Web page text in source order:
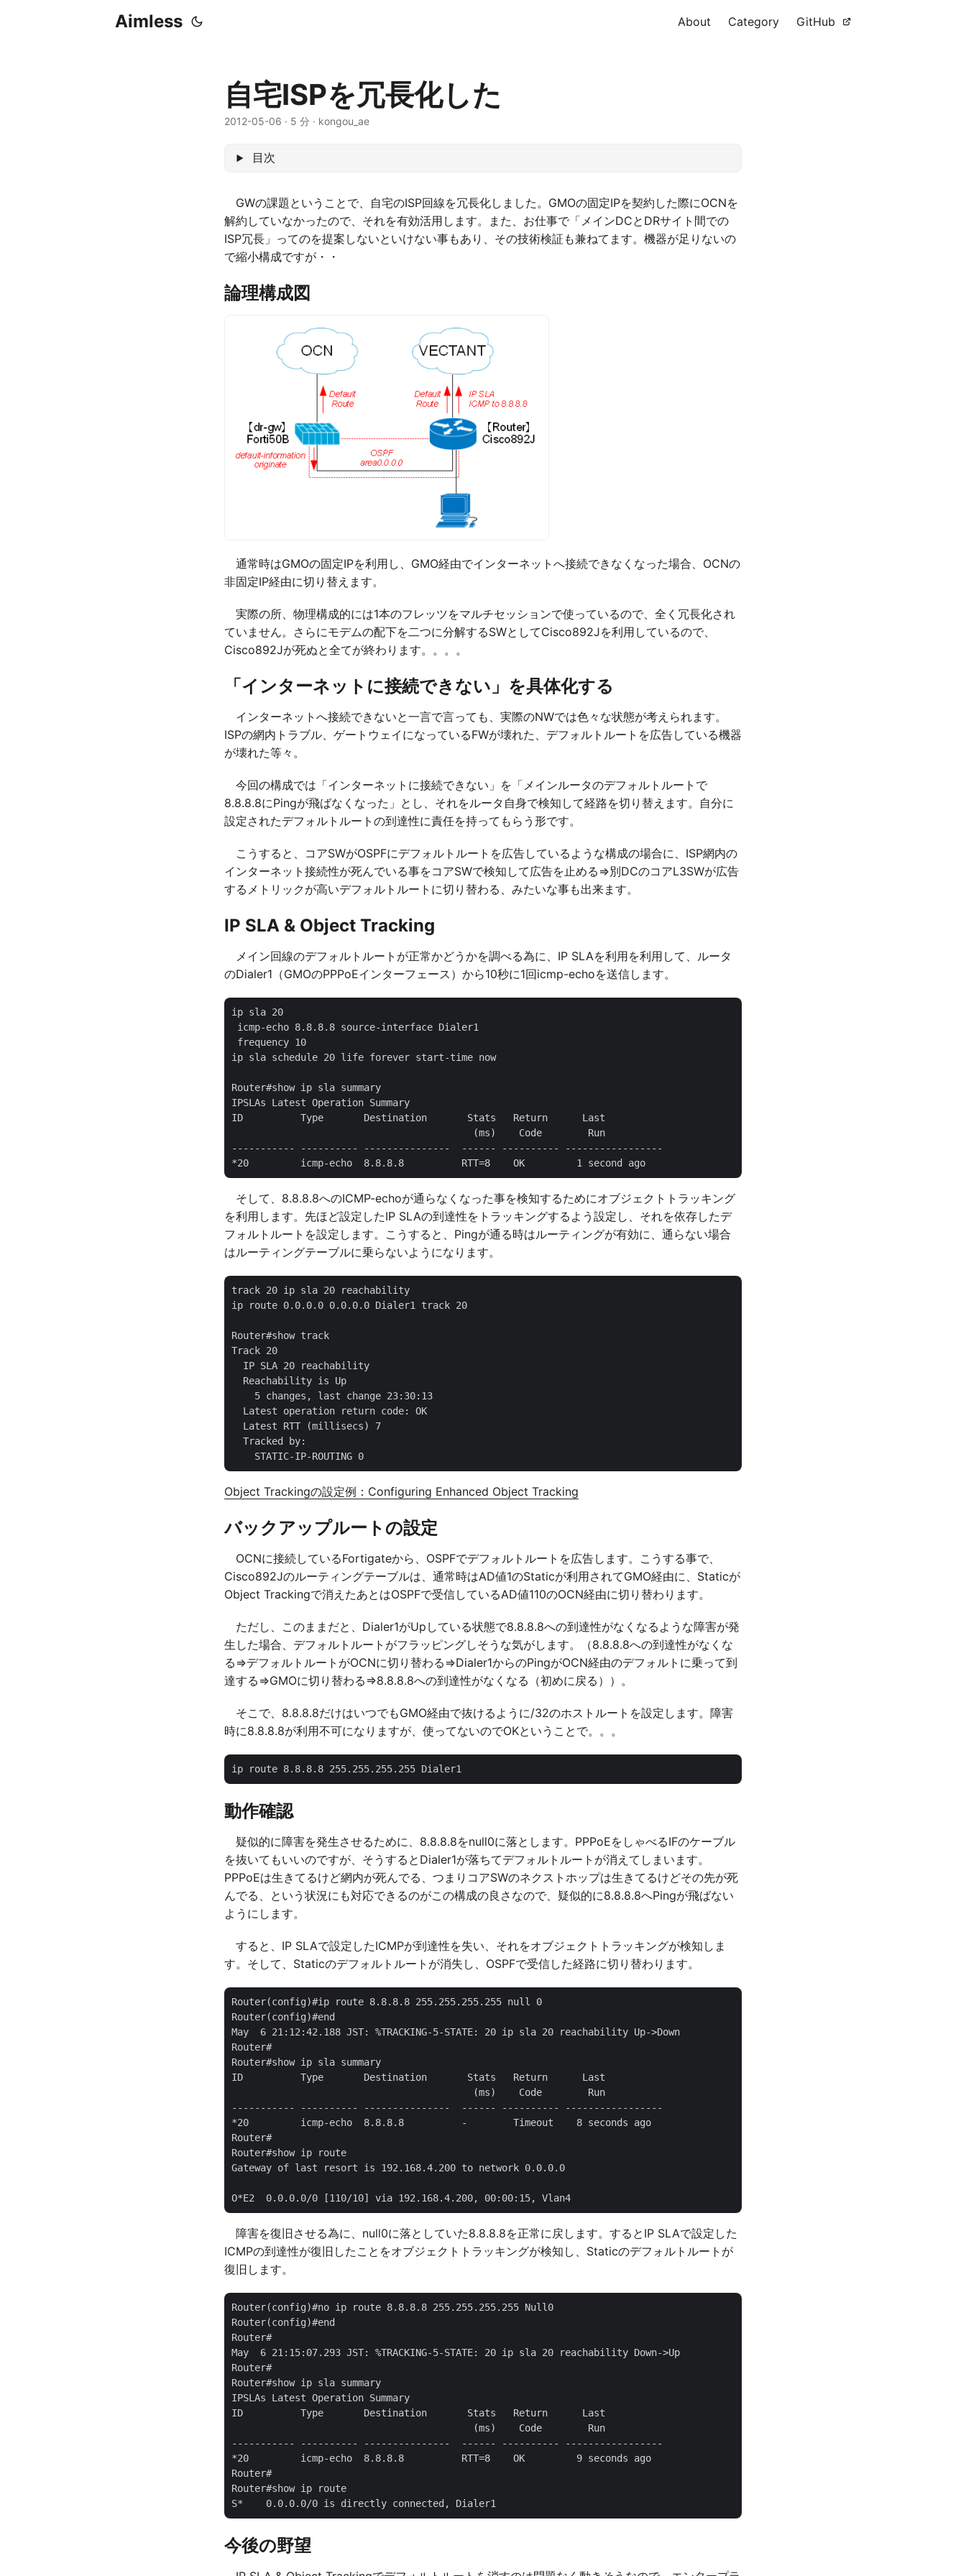
Aimless About Category GitHub
自宅ISPを冗長化した
2012-05-06 · 5 分 · kongou_ae
目次
GWの課題ということで、自宅のISP回線を冗長化しました。GMOの固定IPを契約した際にOCNを
解約していなかったので、それを有効活用します。また、お仕事で「メインDCとDRサイト間での
ISP冗長」ってのを提案しないといけない事もあり、その技術検証も兼ねてます。機器が足りないの
で縮小構成ですが・・
論理構成図
通常時はGMOの固定IPを利用し、GMO経由でインターネットへ接続できなくなった場合、OCNの
非固定IP経由に切り替えます。
実際の所、物理構成的には1本のフレッツをマルチセッションで使っているので、全く冗長化され
ていません。さらにモデムの配下を二つに分解するSWとしてCisco892Jを利用しているので、
Cisco892Jが死ぬと全てが終わります。。。。
「インターネットに接続できない」を具体化する
インターネットへ接続できないと一言で言っても、実際のNWでは色々な状態が考えられます。
ISPの網内トラブル、ゲートウェイになっているFWが壊れた、デフォルトルートを広告している機器
が壊れた等々。
今回の構成では「インターネットに接続できない」を「メインルータのデフォルトルートで
8.8.8.8にPingが飛ばなくなった」とし、それをルータ自身で検知して経路を切り替えます。自分に
設定されたデフォルトルートの到達性に責任を持ってもらう形です。
こうすると、コアSWがOSPFにデフォルトルートを広告しているような構成の場合に、ISP網内の
インターネット接続性が死んでいる事をコアSWで検知して広告を止める⇒別DCのコアL3SWが広告
するメトリックが高いデフォルトルートに切り替わる、みたいな事も出来ます。
IP SLA & Object Tracking
メイン回線のデフォルトルートが正常かどうかを調べる為に、IP SLAを利用を利用して、ルータ
のDialer1（GMOのPPPoEインターフェース）から10秒に1回icmp-echoを送信します。
ip sla 20
icmp-echo 8.8.8.8 source-interface Dialer1
frequency 10
ip sla schedule 20 life forever start-time now
Router#show ip sla summary
IPSLAs Latest Operation Summary
ID          Type       Destination       Stats   Return      Last
                                          (ms)    Code        Run
----------- ---------- ---------------  ------ ---------- -----------------
そして、8.8.8.8へのICMP-echoが通らなくなった事を検知するためにオブジェクトトラッキング
を利用します。先ほど設定したIP SLAの到達性をトラッキングするよう設定し、それを依存したデ
フォルトルートを設定します。こうすると、Pingが通る時はルーティングが有効に、通らない場合
はルーティングテーブルに乗らないようになります。
track 20 ip sla 20 reachability
ip route 0.0.0.0 0.0.0.0 Dialer1 track 20
Router#show track
Track 20
  IP SLA 20 reachability
  Reachability is Up
    5 changes, last change 23:30:13
  Latest operation return code: OK
  Latest RTT (millisecs) 7
  Tracked by:
Object Trackingの設定例：Configuring Enhanced Object Tracking
バックアップルートの設定
OCNに接続しているFortigateから、OSPFでデフォルトルートを広告します。こうする事で、
Cisco892Jのルーティングテーブルは、通常時はAD値1のStaticが利用されてGMO経由に、Staticが
Object Trackingで消えたあとはOSPFで受信しているAD値110のOCN経由に切り替わります。
ただし、このままだと、Dialer1がUpしている状態で8.8.8.8への到達性がなくなるような障害が発
生した場合、デフォルトルートがフラッピングしそうな気がします。（8.8.8.8への到達性がなくな
る⇒デフォルトルートがOCNに切り替わる⇒Dialer1からのPingがOCN経由のデフォルトに乗って到
達する⇒GMOに切り替わる⇒8.8.8.8への到達性がなくなる（初めに戻る））。
そこで、8.8.8.8だけはいつでもGMO経由で抜けるように/32のホストルートを設定します。障害
時に8.8.8.8が利用不可になりますが、使ってないのでOKということで。。。
動作確認
疑似的に障害を発生させるために、8.8.8.8をnull0に落とします。PPPoEをしゃべるIFのケーブル
を抜いてもいいのですが、そうするとDialer1が落ちてデフォルトルートが消えてしまいます。
PPPoEは生きてるけど網内が死んでる、つまりコアSWのネクストホップは生きてるけどその先が死
んでる、という状況にも対応できるのがこの構成の良さなので、疑似的に8.8.8.8へPingが飛ばない
ようにします。
すると、IP SLAで設定したICMPが到達性を失い、それをオブジェクトトラッキングが検知しま
す。そして、Staticのデフォルトルートが消失し、OSPFで受信した経路に切り替わります。
Router(config)#ip route 8.8.8.8 255.255.255.255 null 0
Router(config)#end
May  6 21:12:42.188 JST: %TRACKING-5-STATE: 20 ip sla 20 reachability Up->Down
Router#
Router#show ip sla summary
ID          Type       Destination       Stats   Return      Last
                                          (ms)    Code        Run
----------- ---------- ---------------  ------ ---------- -----------------
*20         icmp-echo  8.8.8.8          -        Timeout    8 seconds ago
Router#
Router#show ip route
Gateway of last resort is 192.168.4.200 to network 0.0.0.0
障害を復旧させる為に、null0に落としていた8.8.8.8を正常に戻します。するとIP SLAで設定した
ICMPの到達性が復旧したことをオブジェクトトラッキングが検知し、Staticのデフォルトルートが
復旧します。
Router(config)#no ip route 8.8.8.8 255.255.255.255 Null0
Router(config)#end
Router#
May  6 21:15:07.293 JST: %TRACKING-5-STATE: 20 ip sla 20 reachability Down->Up
Router#
Router#show ip sla summary
IPSLAs Latest Operation Summary
ID          Type       Destination       Stats   Return      Last
                                          (ms)    Code        Run
----------- ---------- ---------------  ------ ---------- -----------------
*20         icmp-echo  8.8.8.8          RTT=8    OK         9 seconds ago
Router#
Router#show ip route
今後の野望